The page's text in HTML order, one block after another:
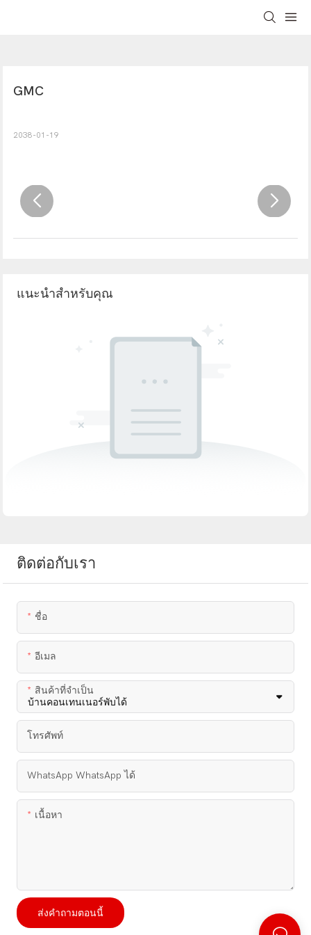
GMC
2038-01-19
แนะนำสำหรับคุณ
ติดต่อกับเรา
ชื่อ
อีเมล
สินค้าที่จำเป็น
โทรศัพท์
WhatsApp WhatsApp ได้
เนื้อหา
ส่งคำถามตอนนี้